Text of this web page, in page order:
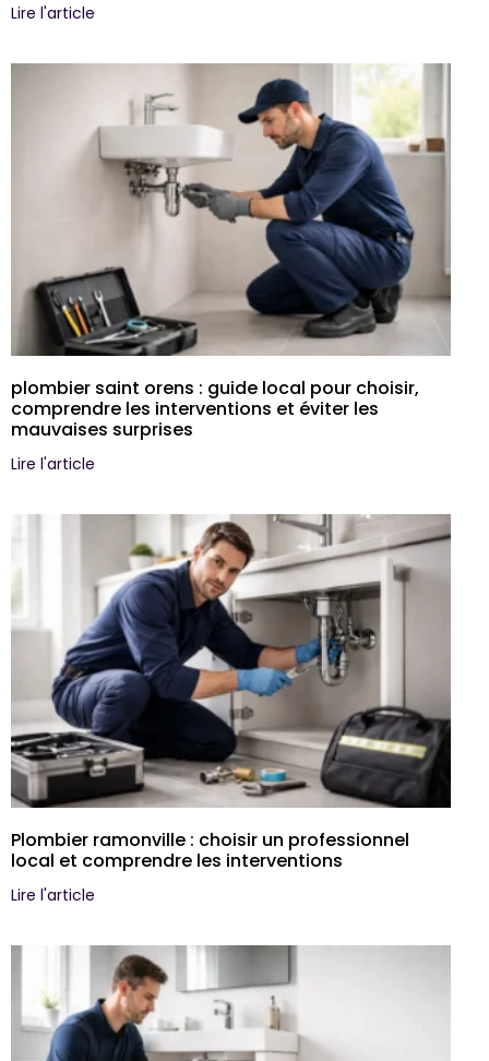
Lire l'article
plombier saint orens : guide local pour choisir,
comprendre les interventions et éviter les
mauvaises surprises
Lire l'article
Plombier ramonville : choisir un professionnel
local et comprendre les interventions
Lire l'article